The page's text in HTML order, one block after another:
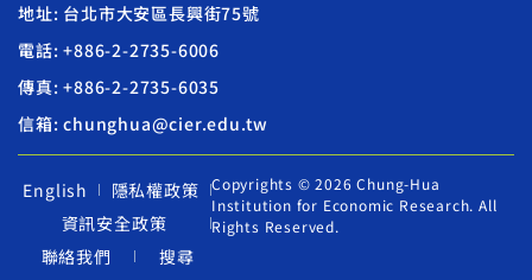
地址: 台北市大安區長興街75號
電話: +886-2-2735-6006
傳真: +886-2-2735-6035
信箱: chunghua@cier.edu.tw
English
隱私權政策
資訊安全政策
聯絡我們
搜尋
Copyrights © 2026 Chung-Hua
Institution for Economic Research. All
Rights Reserved.